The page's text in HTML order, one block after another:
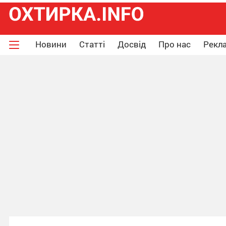
Новини Статті Досвід Про нас